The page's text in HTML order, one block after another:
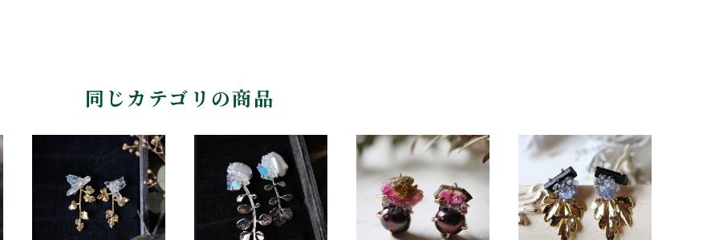
同じカテゴリの商品